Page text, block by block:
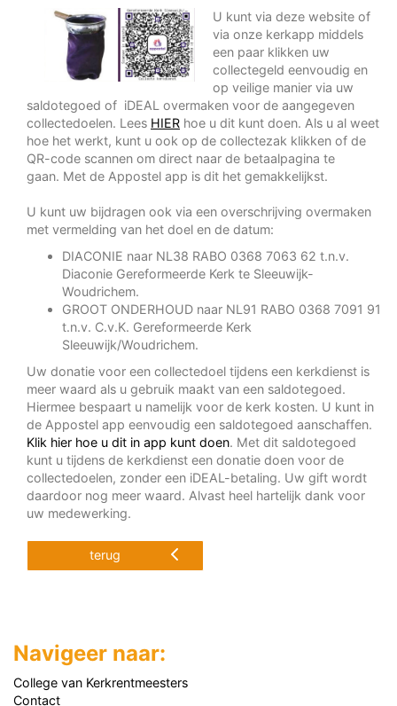
U kunt via deze website of
via onze kerkapp middels
een paar klikken uw
collectegeld eenvoudig en
op veilige manier via uw
saldotegoed of iDEAL overmaken voor de aangegeven
collectedoelen. Lees HIER hoe u dit kunt doen. Als u al weet
hoe het werkt, kunt u ook op de collectezak klikken of de
QR-code scannen om direct naar de betaalpagina te
gaan. Met de Appostel app is dit het gemakkelijkst.
U kunt uw bijdragen ook via een overschrijving overmaken
met vermelding van het doel en de datum:
DIACONIE naar NL38 RABO 0368 7063 62 t.n.v.
Diaconie Gereformeerde Kerk te Sleeuwijk-
Woudrichem.
GROOT ONDERHOUD naar NL91 RABO 0368 7091 91
t.n.v. C.v.K. Gereformeerde Kerk
Sleeuwijk/Woudrichem.
Uw donatie voor een collectedoel tijdens een kerkdienst is
meer waard als u gebruik maakt van een saldotegoed.
Hiermee bespaart u namelijk voor de kerk kosten. U kunt in
de Appostel app eenvoudig een saldotegoed aanschaffen.
Klik hier hoe u dit in app kunt doen. Met dit saldotegoed
kunt u tijdens de kerkdienst een donatie doen voor de
collectedoelen, zonder een iDEAL-betaling. Uw gift wordt
daardoor nog meer waard. Alvast heel hartelijk dank voor
uw medewerking.
terug
Navigeer naar:
College van Kerkrentmeesters
Contact